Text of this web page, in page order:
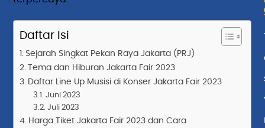
Daftar Isi
Sejarah Singkat Pekan Raya Jakarta (PRJ)
Tema dan Hiburan Jakarta Fair 2023
Daftar Line Up Musisi di Konser Jakarta Fair 2023
Juni 2023
Juli 2023
Harga Tiket Jakarta Fair 2023 dan Cara